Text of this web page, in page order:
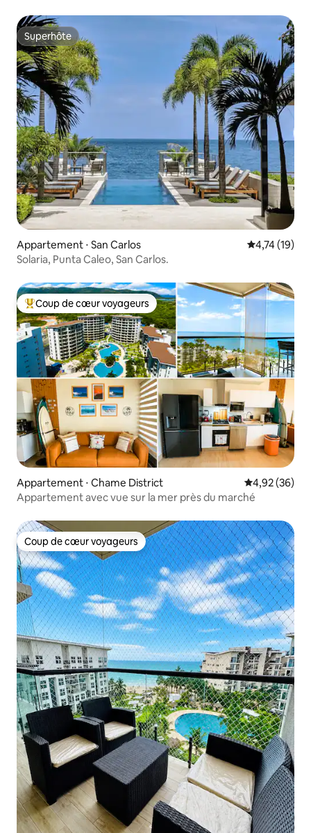
Superhôte
Superhôte
Appartement ⋅ San Carlos Évaluation
4,74 (19)
Solaria, Punta Caleo, San Carlos.
Coups de cœur voyageurs les plus appréciés
Coup de cœur voyageurs
Appartement ⋅ Chame District Évaluation
4,92 (36)
Appartement avec vue sur la mer près du marché
Coup de cœur voyageurs
Coup de cœur voyageurs